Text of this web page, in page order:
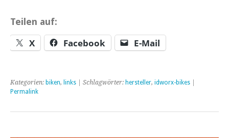
Teilen auf:
X Facebook E-Mail
Kategorien: biken, links | Schlagwörter: hersteller, idworx-bikes
Permalink